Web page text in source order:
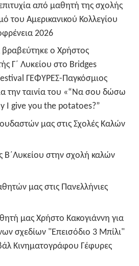
από μαθητή της σχολής
του Αμερικανικού Κολλεγίου
2026
ο Χρήστος
Γ΄ Λυκείου στο Bridges
ΓΕΦΥΡΕΣ-Παγκόσμιος
την ταινία του «“Να σου δώσω
I give you the potatoes?”
μας στις Σχολές Καλών
Β΄Λυκείου στην σχολή καλών
μας στις Πανελλήνιες
μας Χρήστο Κακογιάννη για
σχεδίων "Επεισόδιο 3 Μπίλι"
Κινηματογράφου Γέφυρες